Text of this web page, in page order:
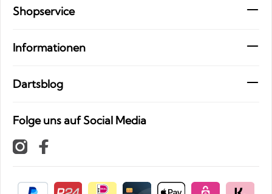
Shopservice
Informationen
Dartsblog
Folge uns auf Social Media